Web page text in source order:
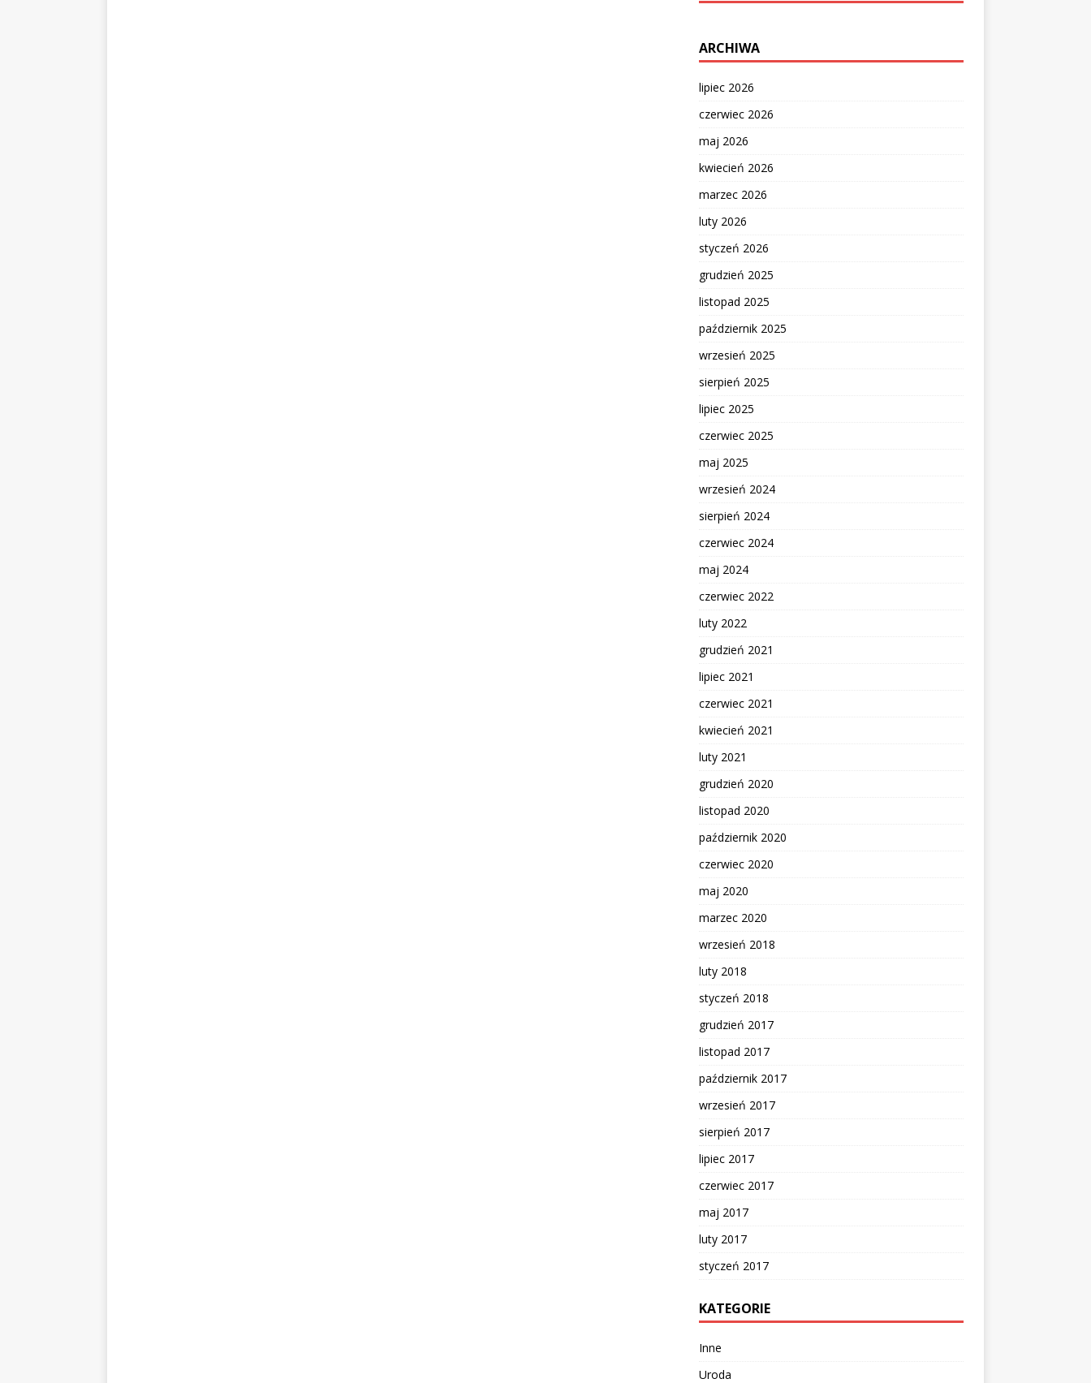
ARCHIWA
lipiec 2026
czerwiec 2026
maj 2026
kwiecień 2026
marzec 2026
luty 2026
styczeń 2026
grudzień 2025
listopad 2025
październik 2025
wrzesień 2025
sierpień 2025
lipiec 2025
czerwiec 2025
maj 2025
wrzesień 2024
sierpień 2024
czerwiec 2024
maj 2024
czerwiec 2022
luty 2022
grudzień 2021
lipiec 2021
czerwiec 2021
kwiecień 2021
luty 2021
grudzień 2020
listopad 2020
październik 2020
czerwiec 2020
maj 2020
marzec 2020
wrzesień 2018
luty 2018
styczeń 2018
grudzień 2017
listopad 2017
październik 2017
wrzesień 2017
sierpień 2017
lipiec 2017
czerwiec 2017
maj 2017
luty 2017
styczeń 2017
KATEGORIE
Inne
Uroda